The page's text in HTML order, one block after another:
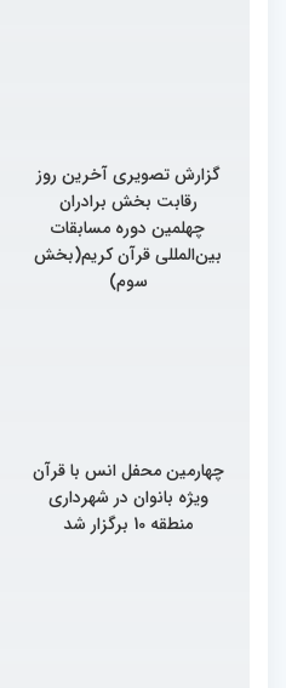
گزارش تصویری آخرین روز
رقابت بخش برادران
چهلمین دوره مسابقات
بین‌المللی قرآن کریم(بخش
سوم)
چهارمین محفل انس با قرآن
ویژه بانوان در شهرداری
منطقه 10 برگزار شد